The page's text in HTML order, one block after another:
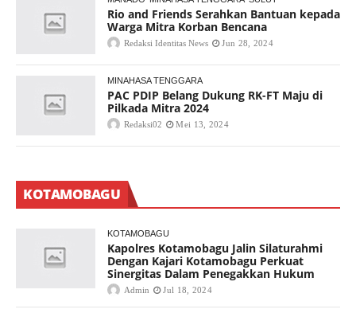
Rio and Friends Serahkan Bantuan kepada
Warga Mitra Korban Bencana
Redaksi Identitas News Jun 28, 2024
MINAHASA TENGGARA
PAC PDIP Belang Dukung RK-FT Maju di
Pilkada Mitra 2024
Redaksi02 Mei 13, 2024
KOTAMOBAGU
KOTAMOBAGU
Kapolres Kotamobagu Jalin Silaturahmi
Dengan Kajari Kotamobagu Perkuat
Sinergitas Dalam Penegakkan Hukum
Admin Jul 18, 2024